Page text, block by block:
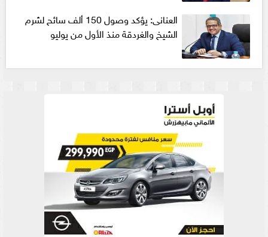
العنانى: يؤكد وصول 150 ألف سائح لشرم
الشيخ والغردقة منذ الأول من يوليو